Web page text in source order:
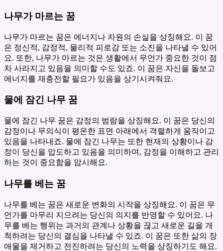
나무가 마르는 꿈
나무가 마르는 꿈은 에너지나 자원의 손실을 상징해요. 이 꿈
은 정신적, 감정적, 물리적 피로감 또는 소진을 나타낼 수 있어
요. 또한, 나무가 마르는 것은 생활에서 무언가 중요한 것이 점
차 사라지고 있음을 의미할 수도 있죠. 이 꿈은 자신을 돌보고
에너지를 재충전할 필요가 있음을 상기시켜줘요.
물에 잠긴 나무 꿈
물에 잠긴 나무 꿈은 감정의 범람을 상징해요. 이 꿈은 당신의
감정이나 무의식이 평온한 표면 아래에서 격렬하게 움직이고
있음을 나타내죠. 물에 잠긴 나무는 또한 현재의 상황이나 감
정이 당신을 압도하고 있음을 의미하며, 감정을 이해하고 관리
하는 것이 중요함을 암시해요.
나무를 베는 꿈
나무를 베는 꿈은 새로운 변화의 시작을 상징해요. 이 꿈은 무
언가를 마무리 지으려는 당신의 의지를 반영할 수 있어요. 나
무를 베는 행위는 과거의 관계나 상황을 끊고 새로운 길을 개
척하려는 당신의 결심을 나타낼 수 있죠. 이 꿈은 또한 삶의 장
애물을 제거하고 전진하려는 당신의 노력을 상징하기도 해요.